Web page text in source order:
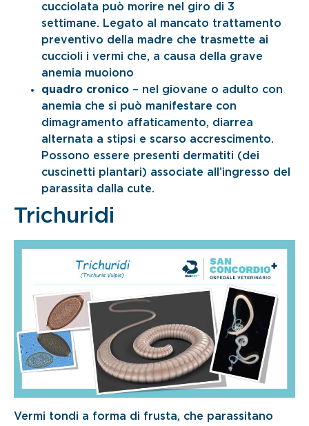
cucciolata può morire nel giro di 3
settimane. Legato al mancato trattamento
preventivo della madre che trasmette ai
cuccioli i vermi che, a causa della grave
anemia muoiono
quadro cronico – nel giovane o adulto con
anemia che si può manifestare con
dimagramento affaticamento, diarrea
alternata a stipsi e scarso accrescimento.
Possono essere presenti dermatiti (dei
cuscinetti plantari) associate all’ingresso del
parassita dalla cute.
Trichuridi
Vermi tondi a forma di frusta, che parassitano